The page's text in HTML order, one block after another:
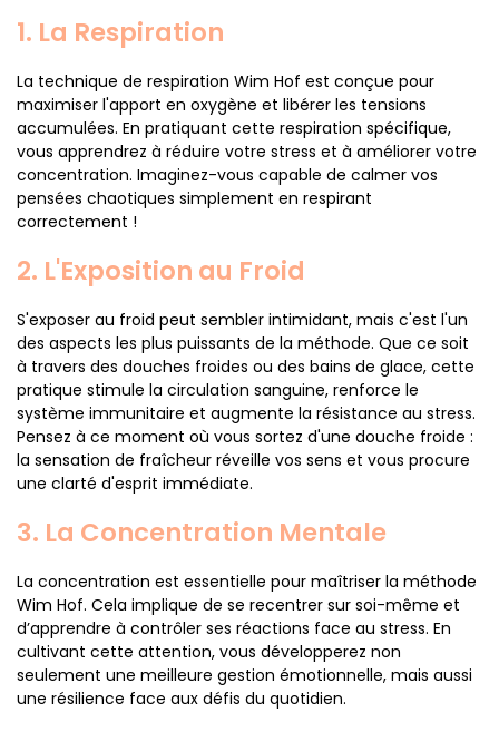
1. La Respiration
La technique de respiration Wim Hof est conçue pour
maximiser l'apport en oxygène et libérer les tensions
accumulées. En pratiquant cette respiration spécifique,
vous apprendrez à réduire votre stress et à améliorer votre
concentration. Imaginez-vous capable de calmer vos
pensées chaotiques simplement en respirant
correctement !
2. L'Exposition au Froid
S'exposer au froid peut sembler intimidant, mais c'est l'un
des aspects les plus puissants de la méthode. Que ce soit
à travers des douches froides ou des bains de glace, cette
pratique stimule la circulation sanguine, renforce le
système immunitaire et augmente la résistance au stress.
Pensez à ce moment où vous sortez d'une douche froide :
la sensation de fraîcheur réveille vos sens et vous procure
une clarté d'esprit immédiate.
3. La Concentration Mentale
La concentration est essentielle pour maîtriser la méthode
Wim Hof. Cela implique de se recentrer sur soi-même et
d’apprendre à contrôler ses réactions face au stress. En
cultivant cette attention, vous développerez non
seulement une meilleure gestion émotionnelle, mais aussi
une résilience face aux défis du quotidien.